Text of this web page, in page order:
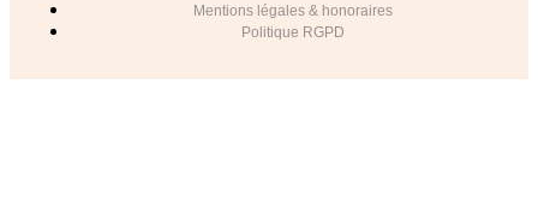
Mentions légales & honoraires
Politique RGPD